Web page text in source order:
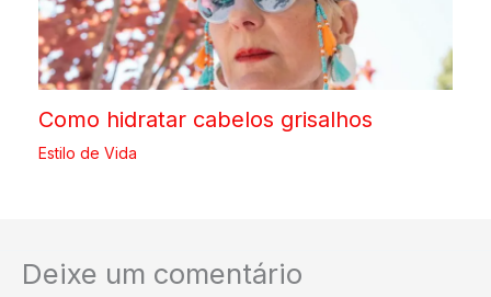
Como hidratar cabelos grisalhos
Estilo de Vida
Deixe um comentário